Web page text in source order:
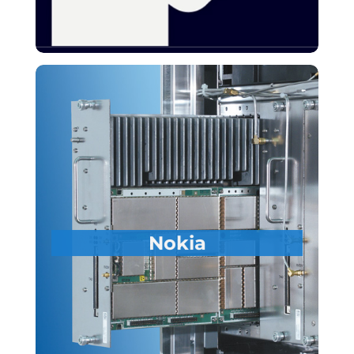
Nokia
Nokia Code Of Conduct –
Commitment To
Business Integrity
Auftraggeber:
Nokia Oyj
Thema:
Auffrischung des Nokia
Verhaltenskodex zur
Unternehmensintegrität für alle
Mitarbeiter
Zielgruppe:
Nokia-Mitarbeiter weltweit
Realisierung in 14 Sprachen